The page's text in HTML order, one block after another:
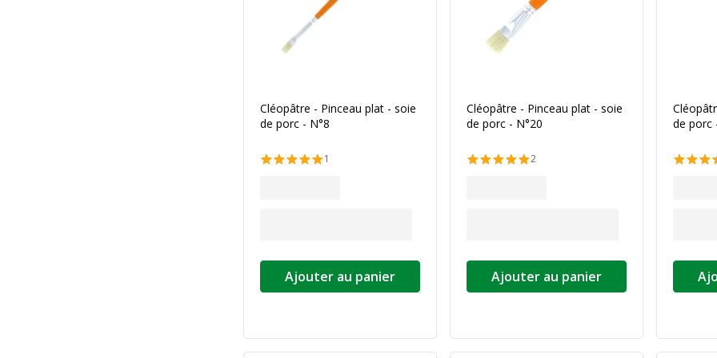
Cléopâtre - Pinceau plat - soie
de porc - N°8
1
Ajouter au panier
Cléopâtre - Pinceau plat - soie
de porc - N°20
2
Ajouter au panier
de porc